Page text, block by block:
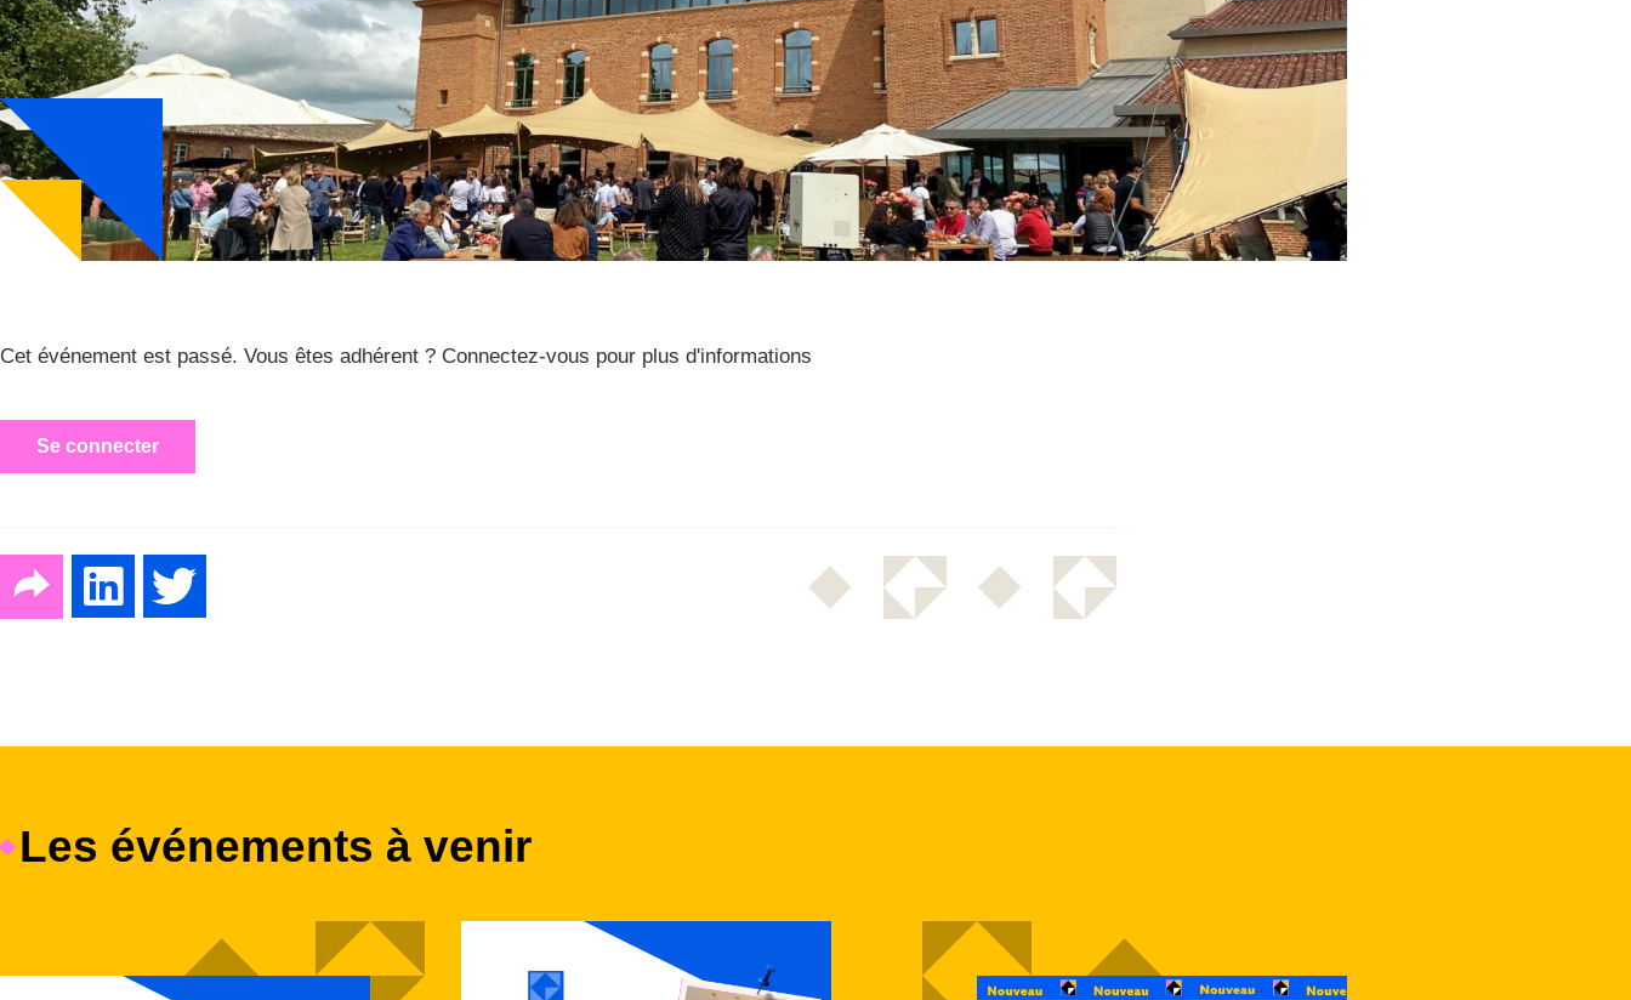
Cet événement est passé. Vous êtes adhérent ? Connectez-vous pour plus d'informations
Se connecter
Les événements à venir